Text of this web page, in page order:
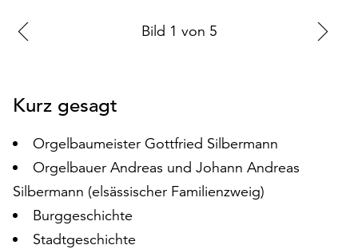
„Alle
Cookies
akzeptieren.
Sie
können
Ihr
Einverständnis
jederzeit
Bild 1 von 5
Kurz gesagt
Orgelbaumeister Gottfried Silbermann
Orgelbauer Andreas und Johann Andreas
Silbermann (elsässischer Familienzweig)
Burggeschichte
Stadtgeschichte